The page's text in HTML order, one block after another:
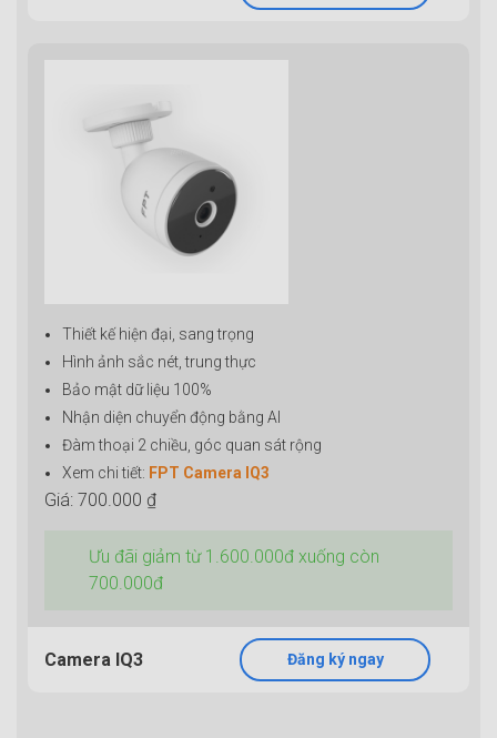
Thiết kế hiện đại, sang trọng
Hình ảnh sắc nét, trung thực
Bảo mật dữ liệu 100%
Nhận diện chuyển động bằng AI
Đàm thoại 2 chiều, góc quan sát rộng
Xem chi tiết: FPT Camera IQ3
Giá: 700.000 ₫
Ưu đãi giảm từ 1.600.000đ xuống còn
700.000đ
Camera IQ3 Đăng ký ngay